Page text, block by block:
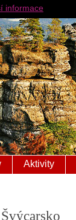
Aktivity
informace